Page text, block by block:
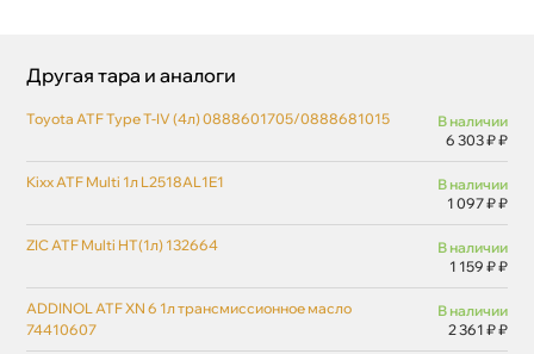
Другая тара и аналоги
Toyota ATF Type T-IV (4л) 0888601705/0888681015
наличии
6 303 ₽ ₽
Kixx ATF Multi 1л L2518AL1E1
наличии
1 097 ₽ ₽
ZIC ATF Multi HT(1л) 132664
наличии
1 159 ₽ ₽
ADDINOL ATF XN 6 1л трансмиссионное масло
74410607
наличии
2 361 ₽ ₽